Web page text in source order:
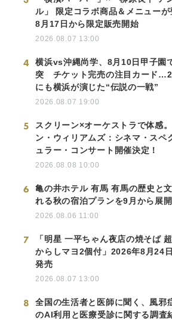
ル」 限定コラボ商品＆メニュー
8月17日から限定販売開始
2026.08.07 13:00
4
横浜vs沖縄尚学、8月10日甲子園
突 チケット完売の注目カード
にも横浜が演じた“伝説の一戦”
2026.08.07 19:00
5
スクリーン×オーケストラで体感
ン・ウィリアムズ：シネマ・スペ
ュラー・コンサート開催決定！
2026.08.08 10:00
6
亀の井ホテル 有馬 有馬の歴史と
れる秋の宿泊プランを9月から展開
2026.08.06 11:00
7
「明星 一平ちゃん夜店の焼そば
からしマヨ2個付」2026年8月24
発売
2026.08.07 13:00
8
全国の生活者と医師に聞く、風邪
のAI利用と医療受診に関する調査